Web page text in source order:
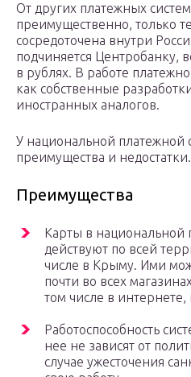
От других платежных
преимущественно, только
сосредоточена внутри
подчиняется Центробанку,
в рублях. В работе
как собственные
иностранных аналогов.
У национальной платежной
преимущества и
Преимущества
Карты в национальной
действуют по всей
числе в Крыму. Ими
почти во всех
том числе в интернете,
Работоспособность
нее не зависят от
случае ужесточения